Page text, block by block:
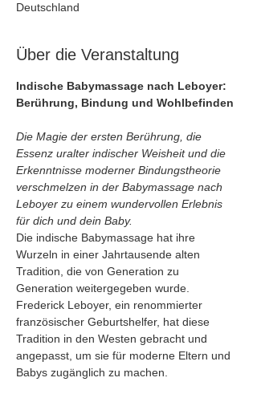
Deutschland
Über die Veranstaltung
Indische Babymassage nach Leboyer:
Berührung, Bindung und Wohlbefinden
Die Magie der ersten Berührung, die
Essenz uralter indischer Weisheit und die
Erkenntnisse moderner Bindungstheorie
verschmelzen in der Babymassage nach
Leboyer zu einem wundervollen Erlebnis
für dich und dein Baby.
Die indische Babymassage hat ihre
Wurzeln in einer Jahrtausende alten
Tradition, die von Generation zu
Generation weitergegeben wurde.
Frederick Leboyer, ein renommierter
französischer Geburtshelfer, hat diese
Tradition in den Westen gebracht und
angepasst, um sie für moderne Eltern und
Babys zugänglich zu machen.